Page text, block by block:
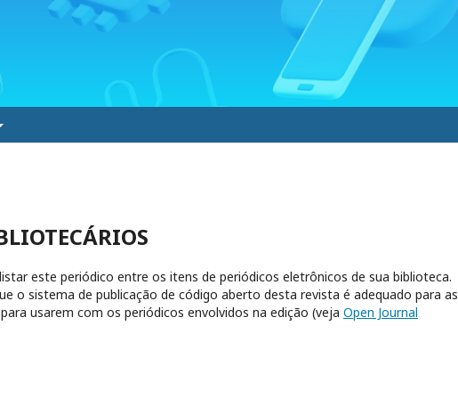
este periódico entre os itens de periódicos eletrônicos de sua biblioteca.
o sistema de publicação de código aberto desta revista é adequado para as
usarem com os periódicos envolvidos na edição (veja Open Journal